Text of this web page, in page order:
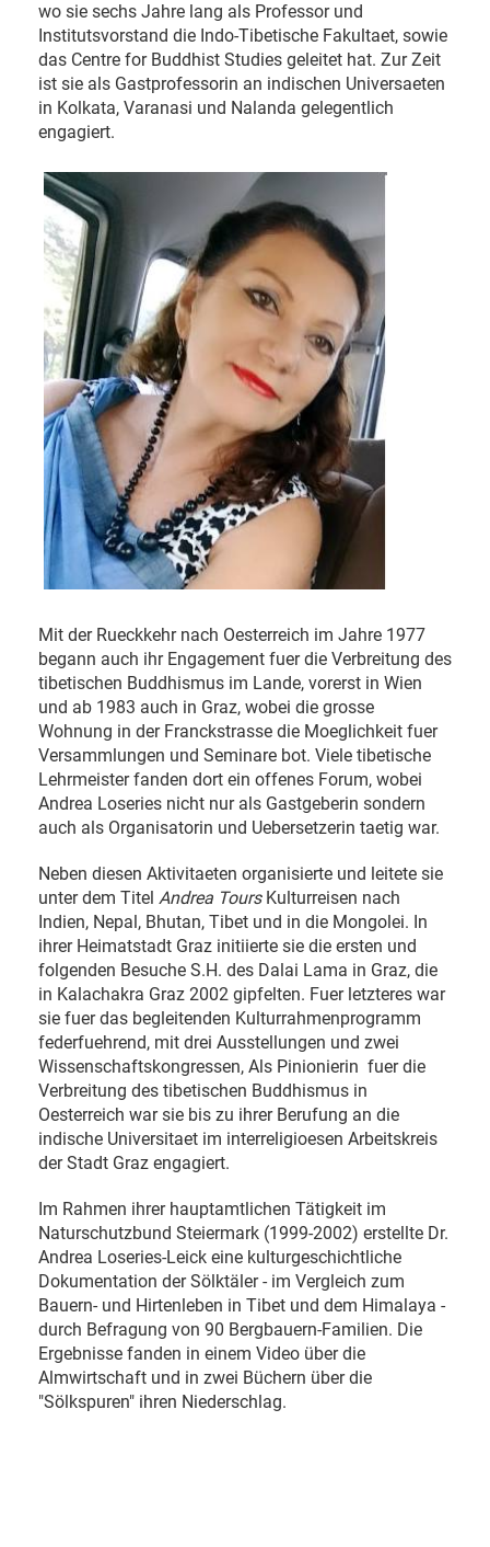
wo sie sechs Jahre lang als Professor und
Institutsvorstand die Indo-Tibetische Fakultaet, sowie
das Centre for Buddhist Studies geleitet hat. Zur Zeit
ist sie als Gastprofessorin an indischen Universaeten
in Kolkata, Varanasi und Nalanda gelegentlich
engagiert.
Mit der Rueckkehr nach Oesterreich im Jahre 1977
begann auch ihr Engagement fuer die Verbreitung des
tibetischen Buddhismus im Lande, vorerst in Wien
und ab 1983 auch in Graz, wobei die grosse
Wohnung in der Franckstrasse die Moeglichkeit fuer
Versammlungen und Seminare bot. Viele tibetische
Lehrmeister fanden dort ein offenes Forum, wobei
Andrea Loseries nicht nur als Gastgeberin sondern
auch als Organisatorin und Uebersetzerin taetig war.
Neben diesen Aktivitaeten organisierte und leitete sie
unter dem Titel Andrea ToursKulturreisen nach
Indien, Nepal, Bhutan, Tibet und in die Mongolei. In
ihrer Heimatstadt Graz initiierte sie die ersten und
folgenden Besuche S.H. des Dalai Lama in Graz, die
in Kalachakra Graz 2002 gipfelten. Fuer letzteres war
sie fuer das begleitenden Kulturrahmenprogramm
federfuehrend, mit drei Ausstellungen und zwei
Wissenschaftskongressen, Als Pinionierin fuer die
Verbreitung des tibetischen Buddhismus in
Oesterreich war sie bis zu ihrer Berufung an die
indische Universitaet im interreligioesen Arbeitskreis
der Stadt Graz engagiert.
Im Rahmen ihrer hauptamtlichen Tätigkeit im
Naturschutzbund Steiermark (1999-2002) erstellte Dr.
Andrea Loseries-Leick eine kulturgeschichtliche
Dokumentation der Sölktäler - im Vergleich zum
Bauern- und Hirtenleben in Tibet und dem Himalaya -
durch Befragung von 90 Bergbauern-Familien. Die
Ergebnisse fanden in einem Video über die
Almwirtschaft und in zwei Büchern über die
"Sölkspuren" ihren Niederschlag.